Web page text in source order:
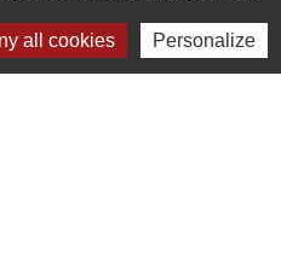
open_in_new
all cookies Personalize